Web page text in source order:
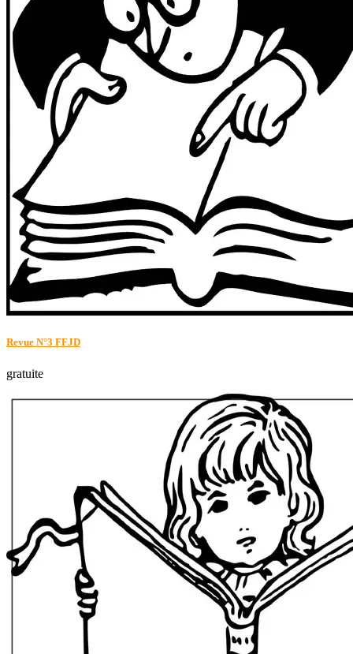
Revue N°3 FFJD
gratuite